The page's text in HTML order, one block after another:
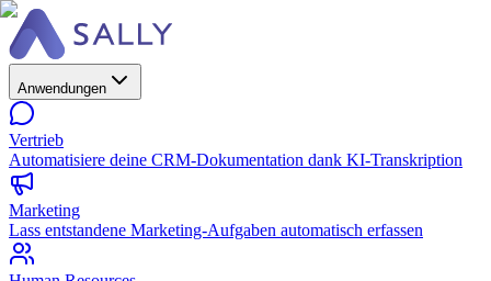
Anwendungen
Vertrieb
Automatisiere deine CRM-Dokumentation dank KI-Transkription
Marketing
Lass entstandene Marketing-Aufgaben automatisch erfassen